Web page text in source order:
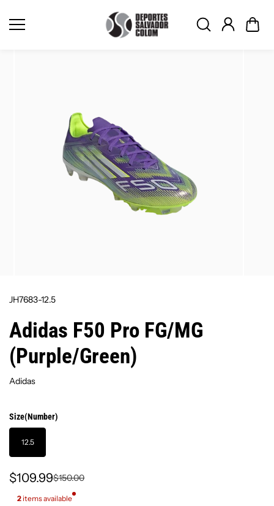
JH7683-12.5
Adidas F50 Pro FG/MG
(Purple/Green)
Adidas
Size(Number)
12.5
$109.99$150.00
2 items available